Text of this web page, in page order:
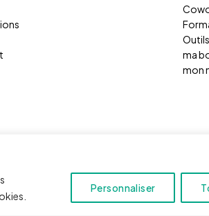
Personnaliser
Outils
ma
mon